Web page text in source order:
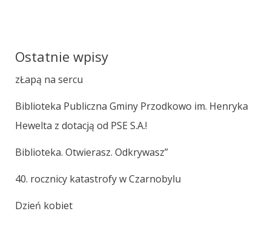
Ostatnie wpisy
zŁapą na sercu
Biblioteka Publiczna Gminy Przodkowo im. Henryka
Hewelta z dotacją od PSE S.A.!
Biblioteka. Otwierasz. Odkrywasz”
40. rocznicy katastrofy w Czarnobylu
Dzień kobiet